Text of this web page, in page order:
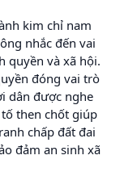
kim chỉ nam
nhắc đến vai
quyền và xã hội.
đóng vai trò
dân được nghe
then chốt giúp
chấp đất đai
đảm an sinh xã